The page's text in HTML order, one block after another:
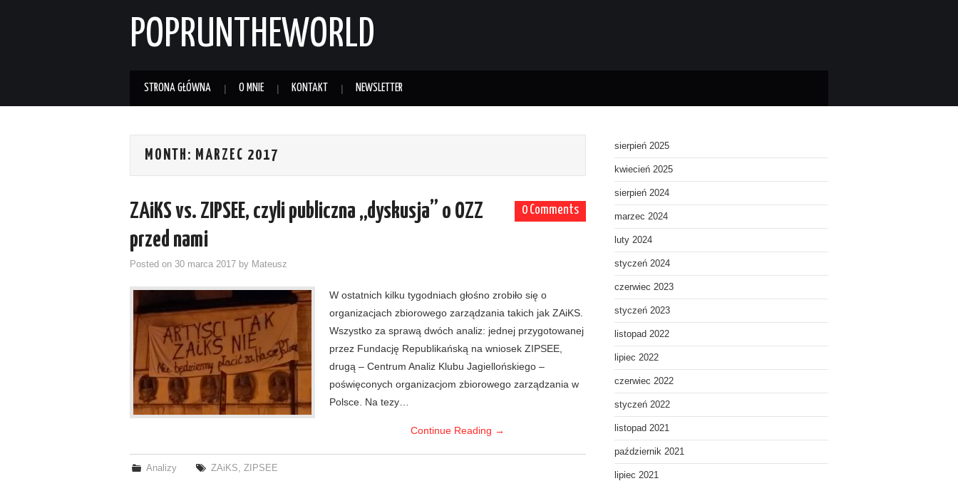
POPRUNTHEWORLD
STRONA GŁÓWNA O MNIE KONTAKT NEWSLETTER
MONTH: MARZEC 2017
0 Comments
ZAiKS vs. ZIPSEE, czyli publiczna „dyskusja” o OZZ
przed nami
Posted on 30 marca 2017 by Mateusz
W ostatnich kilku tygodniach głośno zrobiło się o
organizacjach zbiorowego zarządzania takich jak ZAiKS.
Wszystko za sprawą dwóch analiz: jednej przygotowanej
przez Fundację Republikańską na wniosek ZIPSEE,
drugą – Centrum Analiz Klubu Jagiellońskiego –
poświęconych organizacjom zbiorowego zarządzania w
Polsce. Na tezy…
Continue Reading →
Analizy ZAiKS,ZIPSEE
sierpień 2025
kwiecień 2025
sierpień 2024
marzec 2024
luty 2024
styczeń 2024
czerwiec 2023
styczeń 2023
listopad 2022
lipiec 2022
czerwiec 2022
styczeń 2022
listopad 2021
październik 2021
lipiec 2021